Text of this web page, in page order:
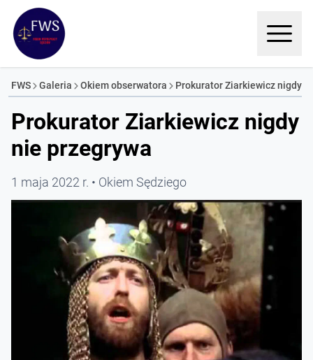
FWS Galeria Okiem obserwatora Prokurator Ziarkiewicz nigdy
Prokurator Ziarkiewicz nigdy
nie przegrywa
1 maja 2022 r. Okiem Sędziego